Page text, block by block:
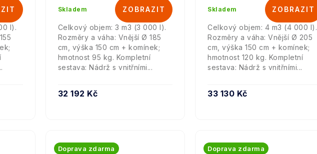
l).
Skladem
32 192 Kč
Celkový objem: 3 m3 (3 000 l).
Rozměry a váha: Vnější Ø 185
cm, výška 150 cm + komínek;
hmotnost 95 kg. Kompletní
sestava: Nádrž s vnitřními...
Skladem
33 130 Kč
Celkový objem: 4 m3 (4 000 l).
Rozměry a váha: Vnější Ø 205
cm, výška 150 cm + komínek;
hmotnost 120 kg. Kompletní
sestava: Nádrž s vnitřními...
Doprava zdarma Doprava zdarma